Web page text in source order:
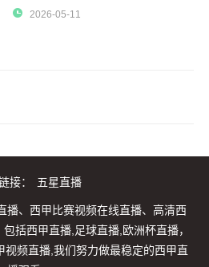
2026-05-11
接： 五星直播
播、西甲比赛视频在线直播、高清西
括西甲直播,足球直播,欧洲杯直播，
视频直播,我们努力做最稳定的西甲直